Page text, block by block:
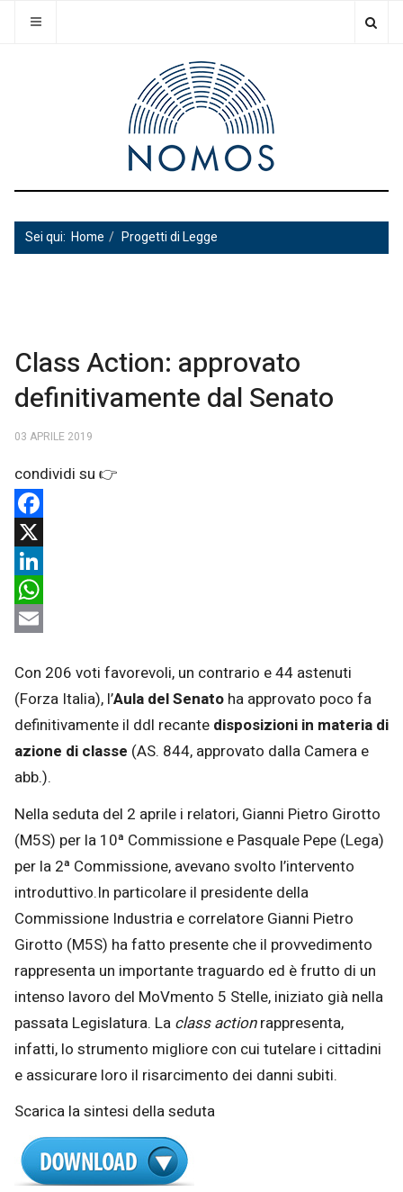
Sei qui: Home Progetti di Legge
Class Action: approvato
definitivamente dal Senato
03 APRILE 2019
Facebook
X
LinkedIn
WhatsApp
Con 206 voti favorevoli, un contrario e 44 astenuti
(Forza Italia), l’Aula del Senato ha approvato poco fa
definitivamente il ddl recante disposizioni in materia di
azione di classe (AS. 844, approvato dalla Camera e
abb.).
Nella seduta del 2 aprile i relatori, Gianni Pietro Girotto
(M5S) per la 10ª Commissione e Pasquale Pepe (Lega)
per la 2ª Commissione, avevano svolto l’intervento
introduttivo.In particolare il presidente della
Commissione Industria e correlatore Gianni Pietro
Girotto (M5S) ha fatto presente che il provvedimento
rappresenta un importante traguardo ed è frutto di un
intenso lavoro del MoVmento 5 Stelle, iniziato già nella
passata Legislatura. La class actionrappresenta,
infatti, lo strumento migliore con cui tutelare i cittadini
e assicurare loro il risarcimento dei danni subiti.
Scarica la sintesi della seduta